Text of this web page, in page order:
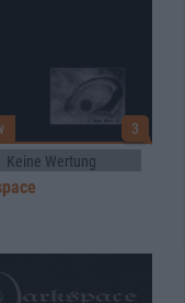
Keine Wertung
3